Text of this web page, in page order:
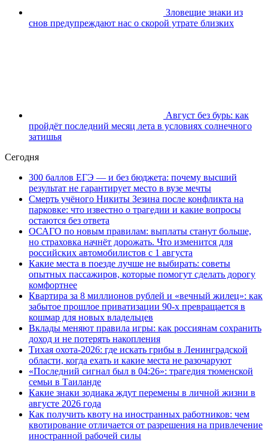
Зловещие знаки из
снов предупреждают нас о скорой утрате близких
Август без бурь: как
пройдёт последний месяц лета в условиях солнечного
затишья
Сегодня
300 баллов ЕГЭ — и без бюджета: почему высший
результат не гарантирует место в вузе мечты
Смерть учёного Никиты Зезина после конфликта на
парковке: что известно о трагедии и какие вопросы
остаются без ответа
ОСАГО по новым правилам: выплаты станут больше,
но страховка начнёт дорожать. Что изменится для
российских автомобилистов с 1 августа
Какие места в поезде лучше не выбирать: советы
опытных пассажиров, которые помогут сделать дорогу
комфортнее
Квартира за 8 миллионов рублей и «вечный жилец»: как
забытое прошлое приватизации 90-х превращается в
кошмар для новых владельцев
Вклады меняют правила игры: как россиянам сохранить
доход и не потерять накопления
Тихая охота-2026: где искать грибы в Ленинградской
области, когда ехать и какие места не разочаруют
«Последний сигнал был в 04:26»: трагедия тюменской
семьи в Таиланде
Какие знаки зодиака ждут перемены в личной жизни в
августе 2026 года
Как получить квоту на иностранных работников: чем
квотирование отличается от разрешения на привлечение
иностранной рабочей силы